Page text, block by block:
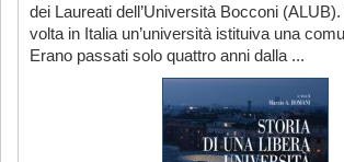
dei Laureati dell’Università Bocconi
volta in Italia un’università istituiva una
Erano passati solo quattro anni dalla ...